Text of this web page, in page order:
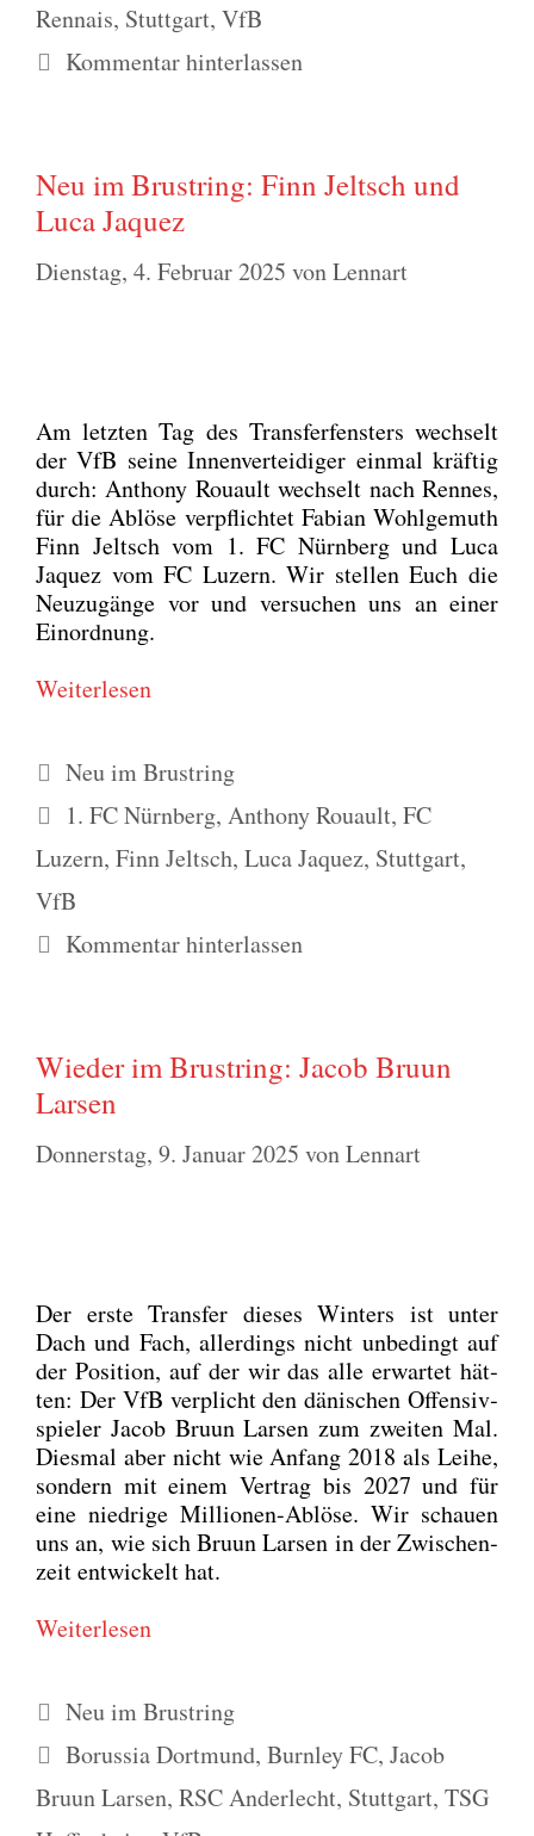
Rennais, Stuttgart, VfB
Kommentar hinterlassen
Neu im Brustring: Finn Jeltsch und
Luca Jaquez
Dienstag, 4. Februar 2025 vonLennart
Am letz­ten Tag des Trans­fer­fens­ters wech­selt
der VfB sei­ne Innen­ver­tei­di­ger ein­mal kräf­tig
durch: Antho­ny Rou­ault wech­selt nach Ren­nes,
für die Ablö­se ver­pflich­tet Fabi­an Wohl­ge­muth
Finn Jeltsch vom 1. FC Nürn­berg und Luca
Jaquez vom FC Luzern. Wir stel­len Euch die
Neu­zu­gän­ge vor und ver­su­chen uns an einer
Ein­ord­nung.
Wei­ter­le­sen
Kategorien
Neu im Brustring
Schlagwörter
1. FC Nürnberg, Anthony Rouault, FC
Luzern, Finn Jeltsch, Luca Jaquez, Stuttgart,
VfB
Kommentar hinterlassen
Wieder im Brustring: Jacob Bruun
Larsen
Donnerstag, 9. Januar 2025 vonLennart
Der ers­te Trans­fer die­ses Win­ters ist unter
Dach und Fach, aller­dings nicht unbe­dingt auf
der Posi­ti­on, auf der wir das alle erwar­tet hät­
ten: Der VfB verp­licht den däni­schen Offen­siv­
spie­ler Jacob Bru­un Lar­sen zum zwei­ten Mal.
Dies­mal aber nicht wie Anfang 2018 als Lei­he,
son­dern mit einem Ver­trag bis 2027 und für
eine nied­ri­ge Mil­lio­nen-Ablö­se. Wir schau­en
uns an, wie sich Bru­un Lar­sen in der Zwi­schen­
zeit ent­wi­ckelt hat.
Wei­ter­le­sen
Kategorien
Neu im Brustring
Schlagwörter
Borussia Dortmund, Burnley FC, Jacob
Bruun Larsen, RSC Anderlecht, Stuttgart, TSG